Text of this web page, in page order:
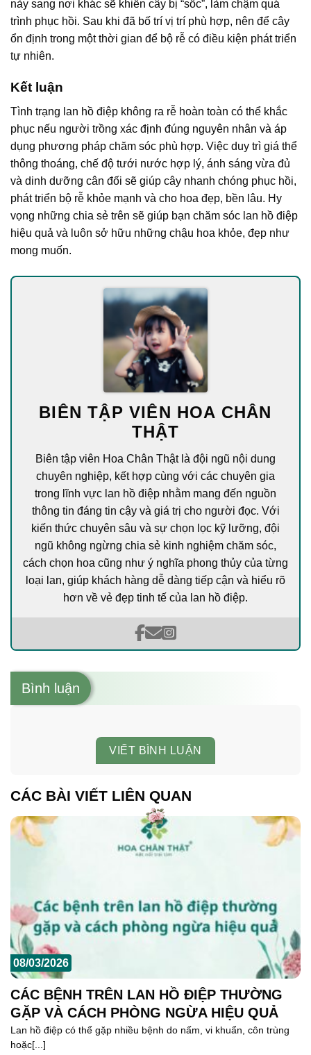
này sang nơi khác sẽ khiến cây bị “sốc”, làm chậm quá
trình phục hồi. Sau khi đã bố trí vị trí phù hợp, nên để cây
ổn định trong một thời gian để bộ rễ có điều kiện phát triển
tự nhiên.
Kết luận
Tình trạng lan hồ điệp không ra rễ hoàn toàn có thể khắc
phục nếu người trồng xác định đúng nguyên nhân và áp
dụng phương pháp chăm sóc phù hợp. Việc duy trì giá thể
thông thoáng, chế độ tưới nước hợp lý, ánh sáng vừa đủ
và dinh dưỡng cân đối sẽ giúp cây nhanh chóng phục hồi,
phát triển bộ rễ khỏe mạnh và cho hoa đẹp, bền lâu. Hy
vọng những chia sẻ trên sẽ giúp bạn chăm sóc lan hồ điệp
hiệu quả và luôn sở hữu những chậu hoa khỏe, đẹp như
mong muốn.
BIÊN TẬP VIÊN HOA CHÂN
THẬT
Biên tập viên Hoa Chân Thật là đội ngũ nội dung
chuyên nghiệp, kết hợp cùng với các chuyên gia
trong lĩnh vực lan hồ điệp nhằm mang đến nguồn
thông tin đáng tin cậy và giá trị cho người đọc. Với
kiến thức chuyên sâu và sự chọn lọc kỹ lưỡng, đội
ngũ không ngừng chia sẻ kinh nghiệm chăm sóc,
cách chọn hoa cũng như ý nghĩa phong thủy của từng
loại lan, giúp khách hàng dễ dàng tiếp cận và hiểu rõ
hơn về vẻ đẹp tinh tế của lan hồ điệp.
Bình luận
VIẾT BÌNH LUẬN
CÁC BÀI VIẾT LIÊN QUAN
CÁC BỆNH TRÊN LAN HỒ ĐIỆP THƯỜNG
GẶP VÀ CÁCH PHÒNG NGỪA HIỆU QUẢ
08/03/2026
Lan hồ điệp có thể gặp nhiều bệnh do nấm, vi khuẩn, côn trùng
hoặc[...]